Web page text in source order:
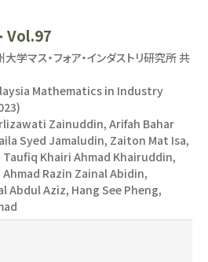
Vol.97
マス・フォア・インダストリ研究所 共
Mathematics in Industry
Zainuddin, Arifah Bahar
Syed Jamaludin, Zaiton Mat Isa,
Khairi Ahmad Khairuddin,
Razin Zainal Abidin,
Abdul Aziz, Hang See Pheng,